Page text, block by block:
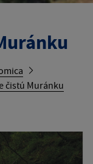
čistú Muránku